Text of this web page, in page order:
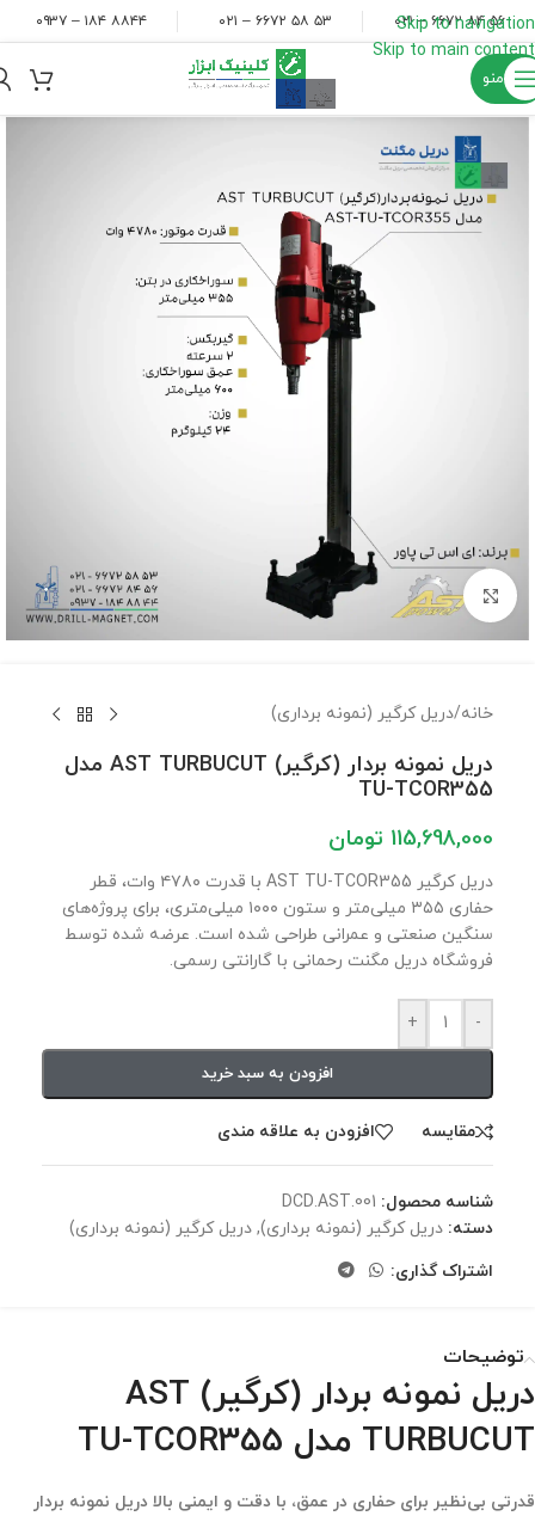
Skip to navigation
Skip to main content
۵۶ ۸۴ ۶۶۷۲ – ۰۲۱ ۵۳ ۵۸ ۶۶۷۲ – ۰۲۱ ۸۸۴۴ ۱۸۴ – ۰۹۳۷
منو
برای بزرگنمایی کلیک کنید
خانه/دریل کرگیر (نمونه برداری)
دریل نمونه بردار (کرگیر) AST TURBUCUT مدل
TU-TCOR355
115,698,000 تومان
دریل کرگیر AST TU-TCOR355 با قدرت ۴۷۸۰ وات، قطر
حفاری ۳۵۵ میلی‌متر و ستون ۱۰۰۰ میلی‌متری، برای پروژه‌های
سنگین صنعتی و عمرانی طراحی شده است. عرضه شده توسط
فروشگاه دریل مگنت رحمانی با گارانتی رسمی.
-
+
افزودن به سبد خرید
مقايسه افزودن به علاقه مندی
شناسه محصول: DCD.AST.001
دسته: دریل کرگیر (نمونه برداری), دریل کرگیر (نمونه برداری)
اشتراک گذاری:
توضیحات
دریل نمونه بردار (کرگیر) AST
TURBUCUT مدل TU-TCOR355
قدرتی بی‌نظیر برای حفاری در عمق، با دقت و ایمنی بالا دریل نمونه بردار